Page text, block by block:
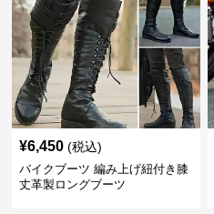
¥6,450 (税込)
バイクブーツ 編み上げ紐付き膝
丈革製ロングブーツ